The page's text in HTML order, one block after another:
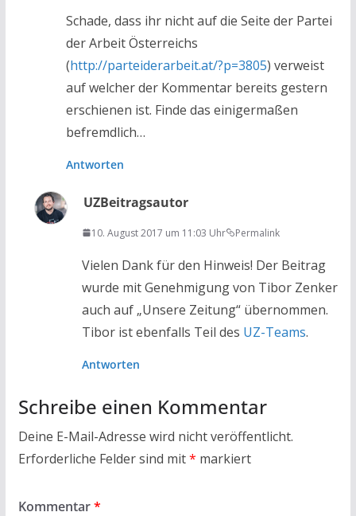
Schade, dass ihr nicht auf die Seite der Partei
der Arbeit Österreichs
(http://parteiderarbeit.at/?p=3805) verweist
auf welcher der Kommentar bereits gestern
erschienen ist. Finde das einigermaßen
befremdlich…
Antworten
UZBeitragsautor
10. August 2017 um 11:03 Uhr Permalink
Vielen Dank für den Hinweis! Der Beitrag
wurde mit Genehmigung von Tibor Zenker
auch auf „Unsere Zeitung“ übernommen.
Tibor ist ebenfalls Teil des UZ-Teams.
Antworten
Schreibe einen Kommentar
Deine E-Mail-Adresse wird nicht veröffentlicht.
Erforderliche Felder sind mit* markiert
Kommentar*